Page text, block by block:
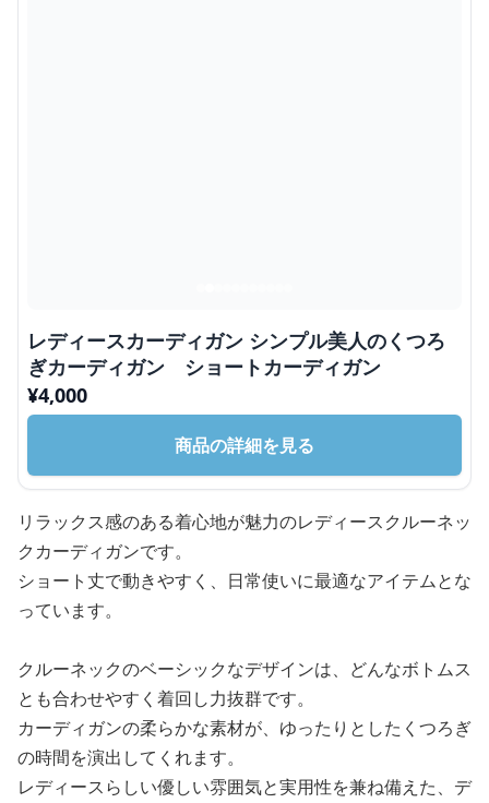
レディースカーディガン シンプル美人のくつろ
ぎカーディガン ショートカーディガン
¥4,000
商品の詳細を見る
リラックス感のある着心地が魅力のレディースクルーネッ
クカーディガンです。
ショート丈で動きやすく、日常使いに最適なアイテムとな
っています。
クルーネックのベーシックなデザインは、どんなボトムス
とも合わせやすく着回し力抜群です。
カーディガンの柔らかな素材が、ゆったりとしたくつろぎ
の時間を演出してくれます。
レディースらしい優しい雰囲気と実用性を兼ね備えた、デ